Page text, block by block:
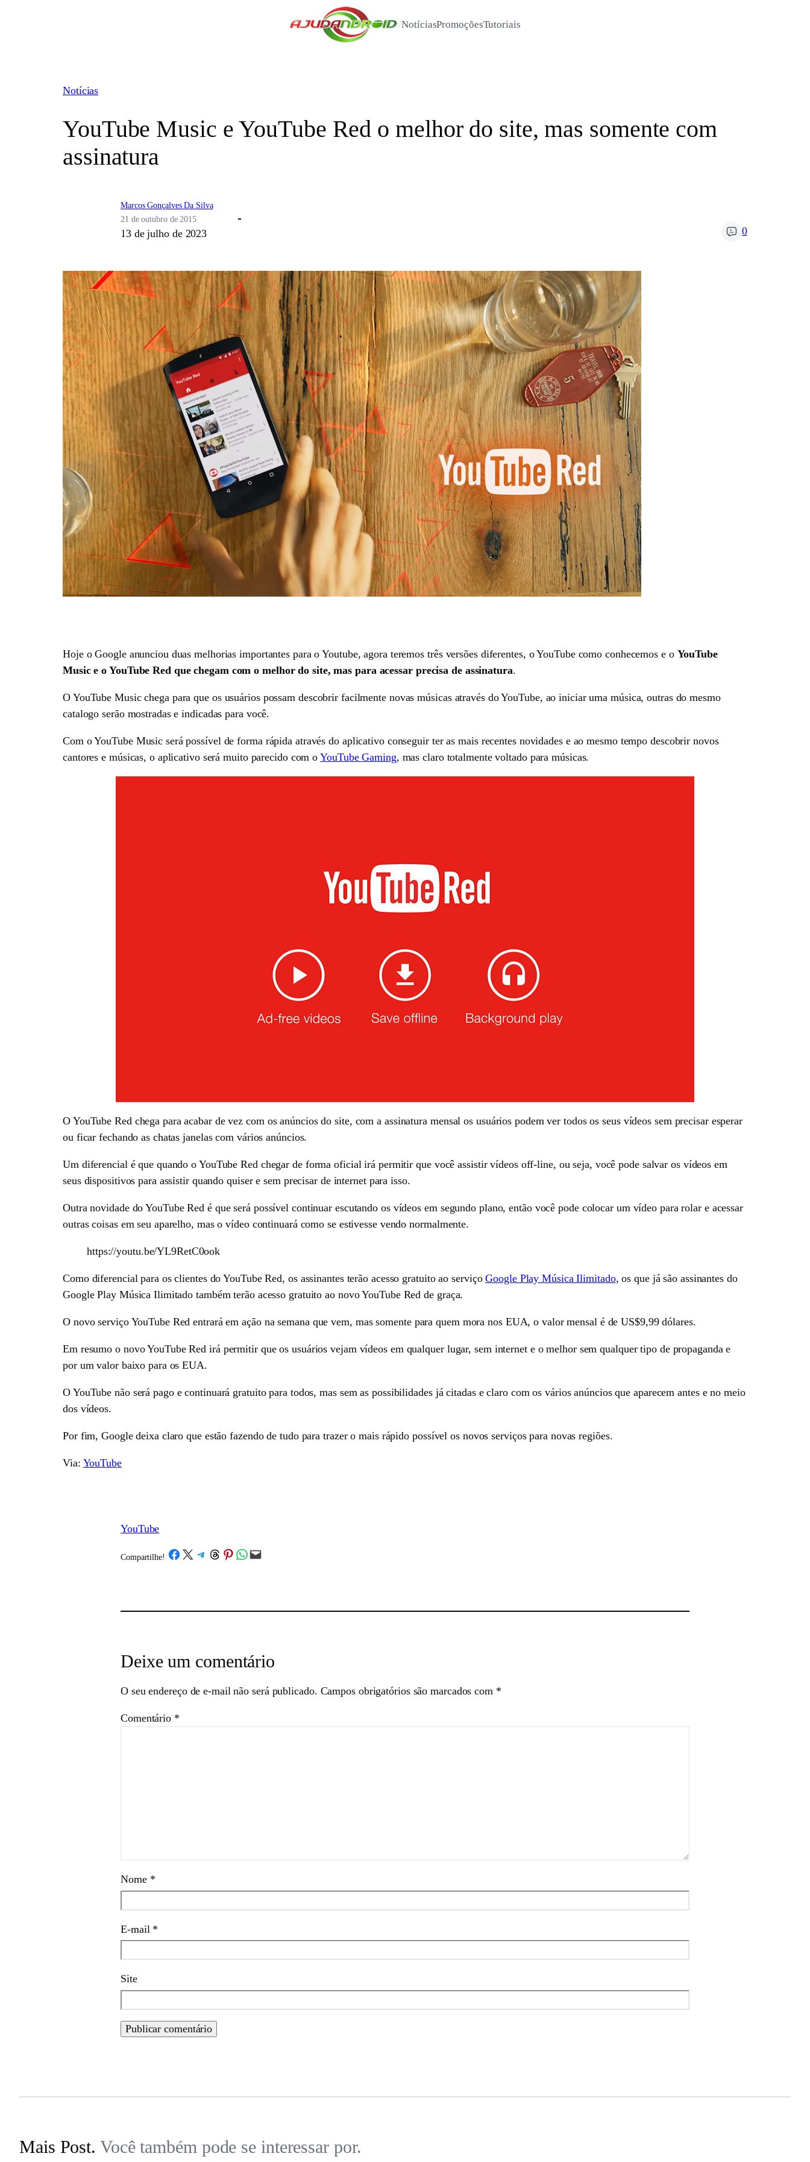
/NotíciasPromoçõesTutoriais
Notícias
YouTube Music e YouTube Red o melhor do site, mas somente com
assinatura
Marcos Gonçalves Da Silva
21 de outubro de 2015
13 de julho de 2023 0
Hoje o Google anunciou duas melhorias importantes para o Youtube, agora teremos três versões diferentes, o YouTube como conhecemos e o YouTube
Music e o YouTube Red que chegam com o melhor do site, mas para acessar precisa de assinatura.
O YouTube Music chega para que os usuários possam descobrir facilmente novas músicas através do YouTube, ao iniciar uma música, outras do mesmo
catalogo serão mostradas e indicadas para você.
Com o YouTube Music será possível de forma rápida através do aplicativo conseguir ter as mais recentes novidades e ao mesmo tempo descobrir novos
cantores e músicas, o aplicativo será muito parecido com oYouTube Gaming, mas claro totalmente voltado para músicas.
O YouTube Red chega para acabar de vez com os anúncios do site, com a assinatura mensal os usuários podem ver todos os seus vídeos sem precisar esperar
ou ficar fechando as chatas janelas com vários anúncios.
Um diferencial é que quando o YouTube Red chegar de forma oficial irá permitir que você assistir vídeos off-line, ou seja, você pode salvar os vídeos em
seus dispositivos para assistir quando quiser e sem precisar de internet para isso.
Outra novidade do YouTube Red é que será possível continuar escutando os vídeos em segundo plano, então você pode colocar um vídeo para rolar e acessar
outras coisas em seu aparelho, mas o vídeo continuará como se estivesse vendo normalmente.
https://youtu.be/YL9RetC0ook
Como diferencial para os clientes do YouTube Red, os assinantes terão acesso gratuito ao serviçoGoogle Play Música Ilimitado, os que já são assinantes do
Google Play Música Ilimitado também terão acesso gratuito ao novo YouTube Red de graça.
O novo serviço YouTube Red entrará em ação na semana que vem, mas somente para quem mora nos EUA, o valor mensal é de US$9,99 dólares.
Em resumo o novo YouTube Red irá permitir que os usuários vejam vídeos em qualquer lugar, sem internet e o melhor sem qualquer tipo de propaganda e
por um valor baixo para os EUA.
O YouTube não será pago e continuará gratuito para todos, mas sem as possibilidades já citadas e claro com os vários anúncios que aparecem antes e no meio
dos vídeos.
Por fim, Google deixa claro que estão fazendo de tudo para trazer o mais rápido possível os novos serviços para novas regiões.
Via: YouTube
YouTube
Compartilhe!/Share on Facebook
Share on X Share on Telegram
Share on Threads
Share on Pinterest
Share on WhatsApp
Email this Page
Deixe um comentário
O seu endereço de e-mail não será publicado. Campos obrigatórios são marcados com *
Comentário *
Nome *
E-mail *
Site
Mais Post. Você também pode se interessar por.